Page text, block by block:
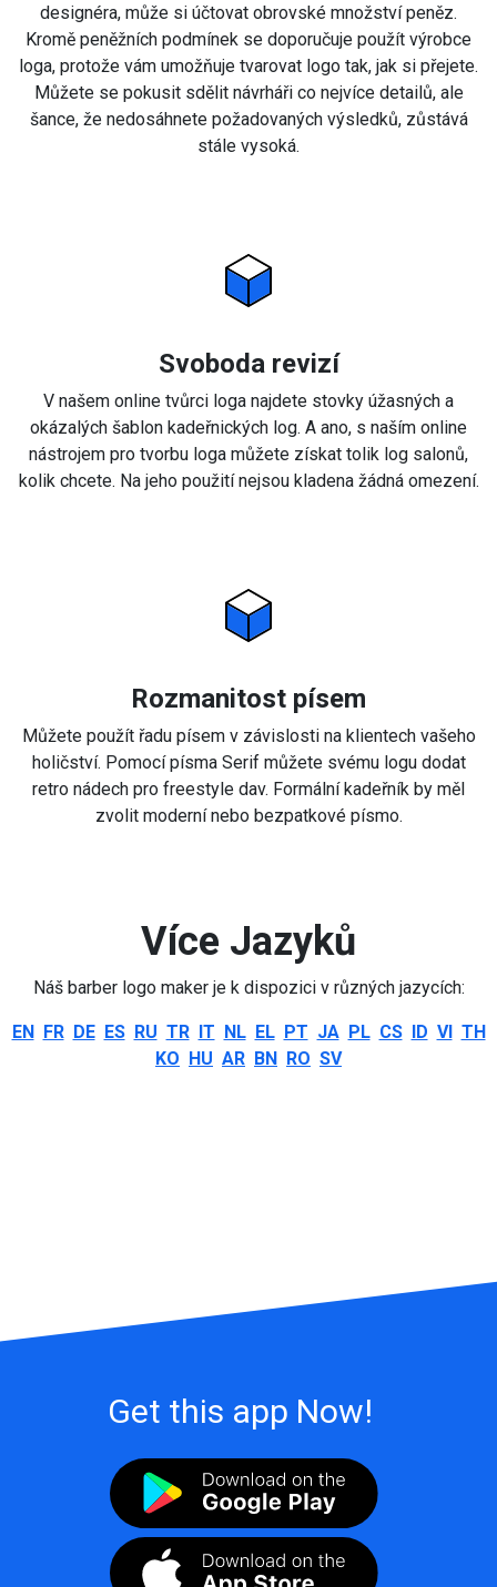
designéra, může si účtovat obrovské množství peněz.
Kromě peněžních podmínek se doporučuje použít výrobce
loga, protože vám umožňuje tvarovat logo tak, jak si přejete.
Můžete se pokusit sdělit návrháři co nejvíce detailů, ale
šance, že nedosáhnete požadovaných výsledků, zůstává
stále vysoká.
Svoboda revizí
V našem online tvůrci loga najdete stovky úžasných a
okázalých šablon kadeřnických log. A ano, s naším online
nástrojem pro tvorbu loga můžete získat tolik log salonů,
kolik chcete. Na jeho použití nejsou kladena žádná omezení.
Rozmanitost písem
Můžete použít řadu písem v závislosti na klientech vašeho
holičství. Pomocí písma Serif můžete svému logu dodat
retro nádech pro freestyle dav. Formální kadeřník by měl
zvolit moderní nebo bezpatkové písmo.
Více Jazyků
Náš barber logo maker je k dispozici v různých jazycích:
EN FR DE ES RU TR IT NL EL PT JA PL CS ID VI TH
KO HU AR BN RO SV
Get this app Now!